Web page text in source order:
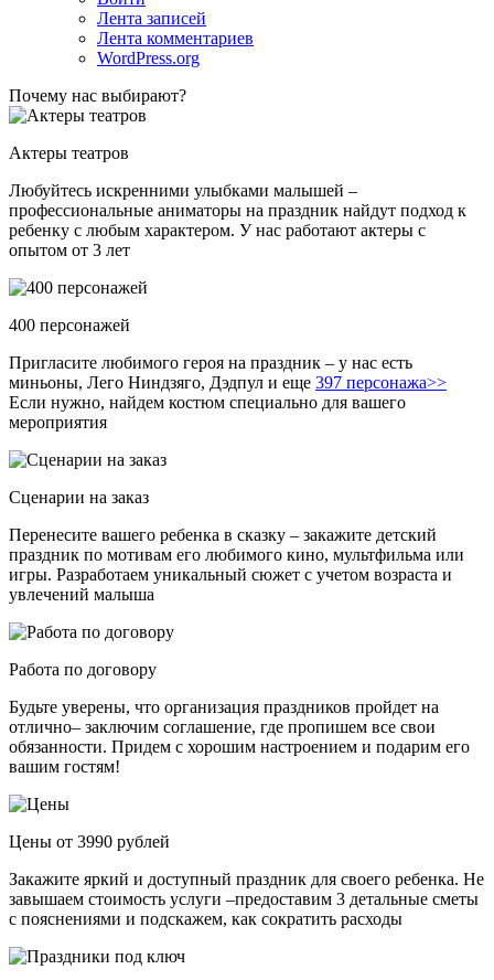
Лента записей
Лента комментариев
WordPress.org
Почему нас выбирают?
Актеры театров
Любуйтесь искренними улыбками малышей –
профессиональные аниматоры на праздник найдут подход к
ребенку с любым характером. У нас работают актеры с
опытом от 3 лет
400 персонажей
Пригласите любимого героя на праздник – у нас есть
миньоны, Лего Ниндзяго, Дэдпул и еще 397 персонажа>>
Если нужно, найдем костюм специально для вашего
мероприятия
Сценарии на заказ
Перенесите вашего ребенка в сказку – закажите детский
праздник по мотивам его любимого кино, мультфильма или
игры. Разработаем уникальный сюжет с учетом возраста и
увлечений малыша
Работа по договору
Будьте уверены, что организация праздников пройдет на
отлично– заключим соглашение, где пропишем все свои
обязанности. Придем с хорошим настроением и подарим его
вашим гостям!
Цены от 3990 рублей
Закажите яркий и доступный праздник для своего ребенка. Не
завышаем стоимость услуги –предоставим 3 детальные сметы
с пояснениями и подскажем, как сократить расходы